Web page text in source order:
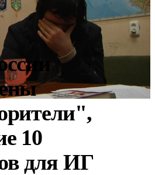
10
для ИГ